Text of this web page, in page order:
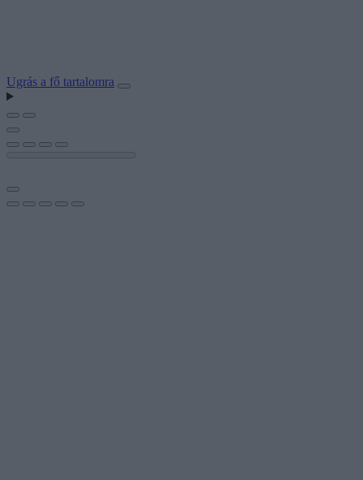
Ugrás a fő tartalomra